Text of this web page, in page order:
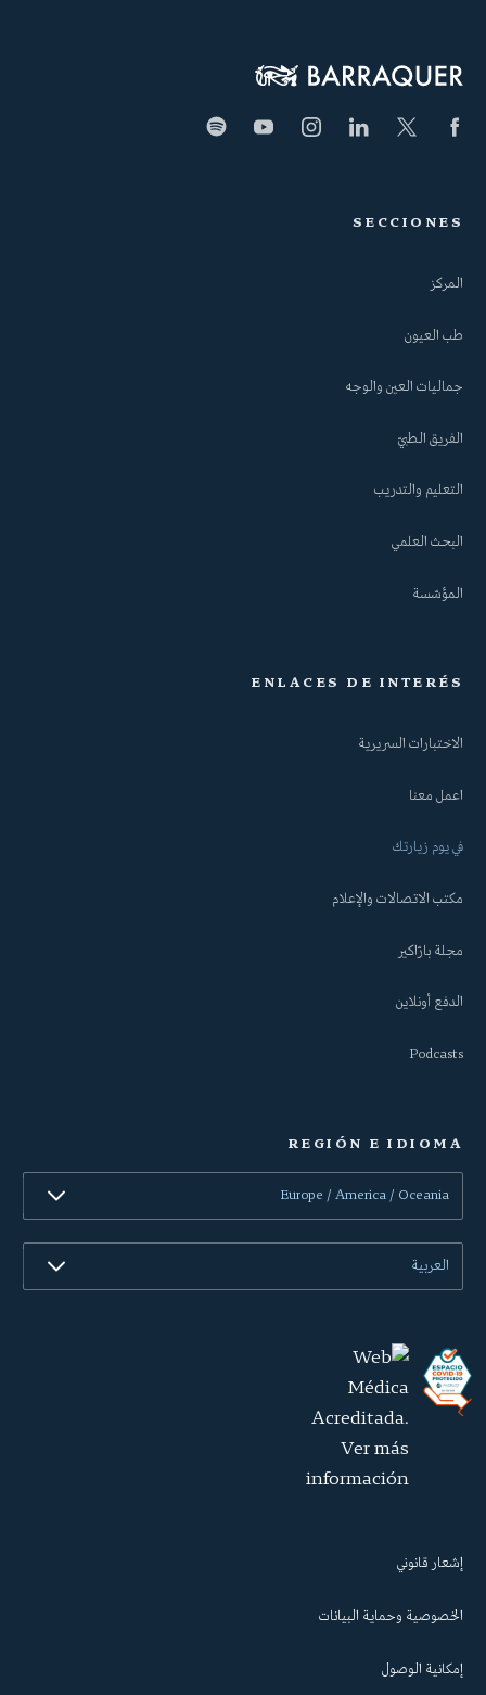
SECCIONES
المركز
طب العيون
جماليات العين والوجه
الفريق الطبيّ
التعليم والتدريب
البحث العلمي
المؤسّسة
ENLACES DE INTERÉS
الاختبارات السريرية
اعمل معنا
في يوم زيارتك
مكتب الاتصالات والإعلام
مجلة بارّاكير
الدفع أونلاين
Podcasts
REGIÓN E IDIOMA
Europe / America / Oceania
العربية
إشعار قانوني
الخصوصية وحماية البيانات
إمكانية الوصول